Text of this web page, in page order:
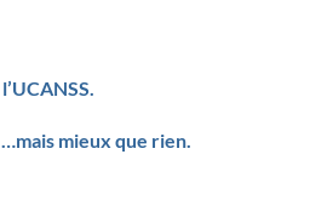
mieux que rien.